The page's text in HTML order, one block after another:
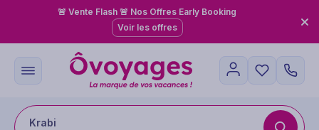
🚨 Vente Flash 🚨 Nos Offres Early Booking
Voir les offres
Krabi